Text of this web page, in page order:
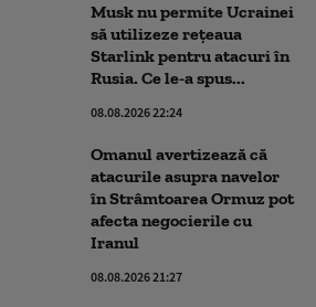
Musk nu permite Ucrainei
să utilizeze reţeaua
Starlink pentru atacuri în
Rusia. Ce le-a spus...
08.08.2026 22:24
Omanul avertizează că
atacurile asupra navelor
în Strâmtoarea Ormuz pot
afecta negocierile cu
Iranul
08.08.2026 21:27